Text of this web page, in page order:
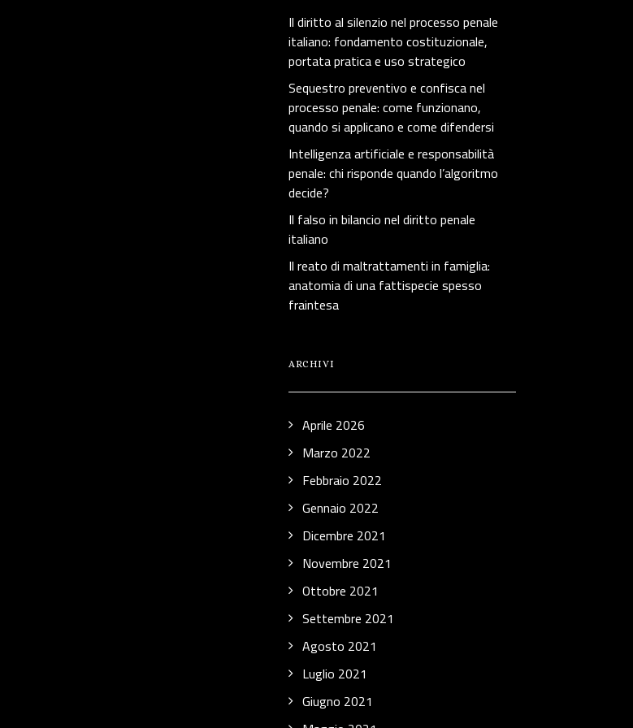
Il diritto al silenzio nel processo penale
italiano: fondamento costituzionale,
portata pratica e uso strategico
Sequestro preventivo e confisca nel
processo penale: come funzionano,
quando si applicano e come difendersi
Intelligenza artificiale e responsabilità
penale: chi risponde quando l’algoritmo
decide?
Il falso in bilancio nel diritto penale
italiano
Il reato di maltrattamenti in famiglia:
anatomia di una fattispecie spesso
fraintesa
ARCHIVI
Aprile 2026
Marzo 2022
Febbraio 2022
Gennaio 2022
Dicembre 2021
Novembre 2021
Ottobre 2021
Settembre 2021
Agosto 2021
Luglio 2021
Giugno 2021